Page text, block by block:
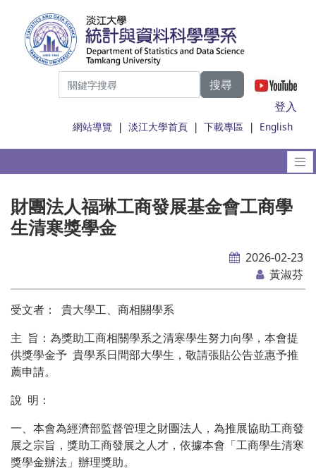
搜尋
登入
網站導覽 |淡江大學首頁 |下載專區 | English
財團法人福琳工商發展基金會工商學
生清寒獎學金
2026-02-23
黃淑芬
受文者： 貴大學工、商相關學系
主 旨：為獎助工商相關學系之清寒學生努力向學，本會提
供獎學金予 貴學系日間部大學生，敬請張貼公告並惠予推
薦申請。
說 明：
一、本會為經濟部監督管理之財團法人，為推展協助工商發
展之宗旨，獎助工商發展之人才，依據本會「工商學生清寒
獎學金辦法」辦理獎助。